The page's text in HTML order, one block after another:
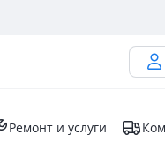
Ремонт и услуги